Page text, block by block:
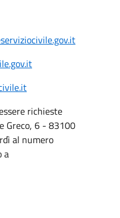
richieste
Greco, 6 - 83100
al numero
a